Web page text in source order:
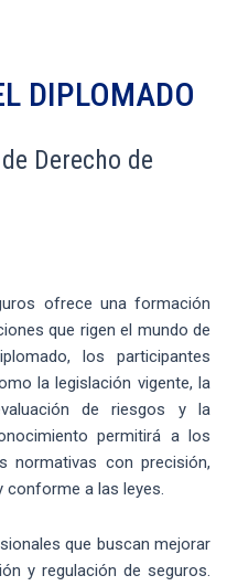
DIPLOMADO
Derecho de
ofrece una formación
que rigen el mundo de
los participantes
la legislación vigente, la
de riesgos y la
permitirá a los
normativas con precisión,
conforme a las leyes.
que buscan mejorar
y regulación de seguros.